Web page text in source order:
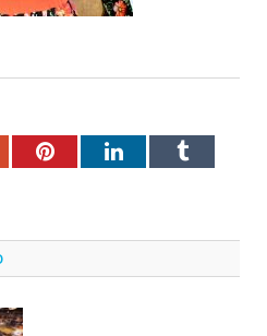
PinterestLinkedInTumblr